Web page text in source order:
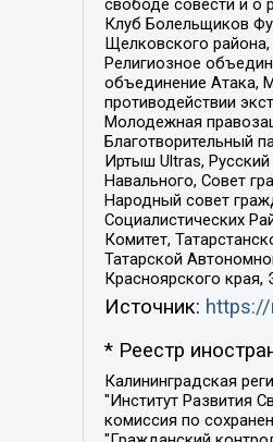
свободе совести и о
Клуб Болельщиков
Щелковского
Религиозное
объединение Атака,
противодействии
Молодежная
Благотворительный
Иртыш Ultras,
Навального, Совет
Народный совет
Социалистических
Комитет,
Татарской
Красноярского
Источник:
* Реестр
Калининградская региональная общественная организация "Экозащита!-Женсовет", Фонд содействия защите прав и свобод граждан "Общественный вердикт", Фонд "Институт Развития Свободы Информации", Частное учреждение "Информационное агентство МЕМО. РУ", Региональная общественная организация "Общественная комиссия по сохранению наследия академика Сахарова", Фонд поддержки свободы прессы, Санкт-Петербургская общественная правозащитная организация "Гражданский контроль", Межрегиональная общественная организация "Информационно-просветительский центр "Мемориал", Региональный Фонд "Центр Защиты Прав Средств Массовой Информации", с 05.12.2023 Фонд "Центр Защиты Прав Средств массовой информации", Региональная общественная благотворительная организация помощи беженцам и мигрантам "Гражданское содействие", Негосударственное образовательное учреждение дополнительного профессионального образования (повышение квалификации) специалистов "АКАДЕМИЯ ПО ПРАВАМ ЧЕЛОВЕКА", Свердловская региональная общественная организация "Сутяжник", Автономная некоммерческая организация "Центр независимых социологических исследований", Союз общественных объединений "Российский исследовательский центр по правам человека", Региональное общественное учреждение научно-информационный